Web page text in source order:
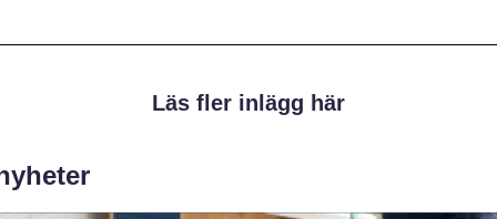
Läs fler inlägg här